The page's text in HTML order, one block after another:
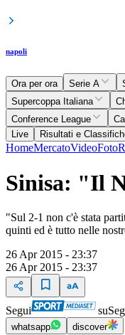
napoli
Ora per ora Serie A
Supercoppa Italiana
Conference League
Live
Risultati e
HomeMercatoVideoFoto
Sinisa: "Il
"Sul 2-1 non c'è stata
quinti ed è tutto nelle
26 Apr 2015 - 23:37
26 Apr 2015 - 23:37
Segui su
whatsapp discover